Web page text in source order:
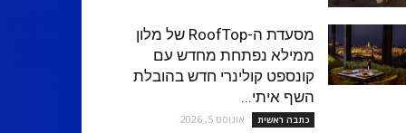
מסעדת ה-RoofTop של מלון
ממילא נפתחת מחדש עם
קונספט קולינרי חדש בהובלת
השף איתי...
כתבה ראשית אוגוסט 5, 2026